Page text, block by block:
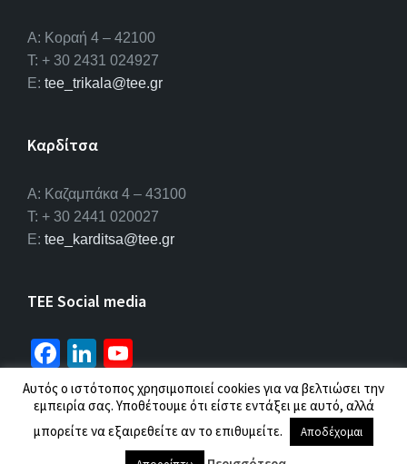
Α: Κοραή 4 – 42100
T: + 30 2431 024927
E: tee_trikala@tee.gr
Καρδίτσα
Α: Καζαμπάκα 4 – 43100
T: + 30 2441 020027
E: tee_karditsa@tee.gr
TEE Social media
Fa
ce
b
o
Li
n
ke
dI
u
T
u
© 2026 ΤΕΕ |Πολιτική προσωπικών δεδομένων
Αυτός ο ιστότοπος χρησιμοποιεί cookies για να βελτιώσει την
εμπειρία σας. Υποθέτουμε ότι είστε εντάξει με αυτό, αλλά
μπορείτε να εξαιρεθείτε αν το επιθυμείτε.
Αποδέχομαι